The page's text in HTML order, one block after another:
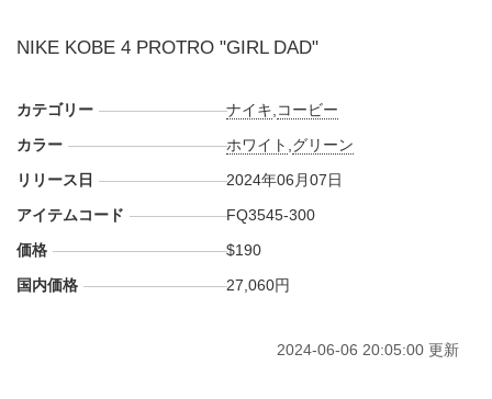
NIKE KOBE 4 PROTRO "GIRL DAD"
カテゴリー ナイキ コービー
カラー
ホワイト グリーン
リリース日
2024年06月07日
アイテムコード
FQ3545-300
価格
$190
国内価格
27,060円
2024-06-06 20:05:00 更新